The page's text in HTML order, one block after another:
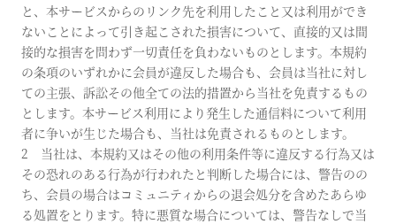
と、本サービスからのリンク先を利用したこと又は利用ができ
ないことによって引き起こされた損害について、直接的又は間
接的な損害を問わず一切責任を負わないものとします。本規約
の条項のいずれかに会員が違反した場合も、会員は当社に対し
ての主張、訴訟その他全ての法的措置から当社を免責するもの
とします。本サービス利用により発生した通信料について利用
者に争いが生じた場合も、当社は免責されるものとします。
2 当社は、本規約又はその他の利用条件等に違反する行為又は
その恐れのある行為が行われたと判断した場合には、警告のの
ち、会員の場合はコミュニティからの退会処分を含めたあらゆ
る処置をとります。特に悪質な場合については、警告なしで当